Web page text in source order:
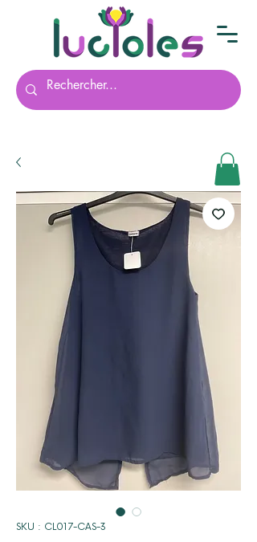
SKU : CL017-CAS-3